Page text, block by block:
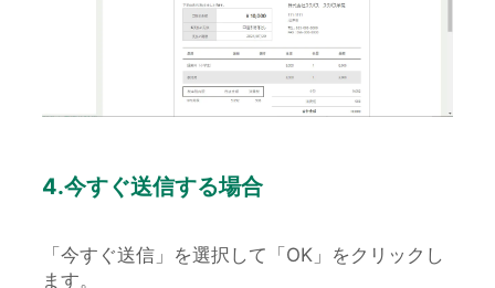
4.今すぐ送信する場合
「今すぐ送信」を選択して「OK」をクリックし
ます。